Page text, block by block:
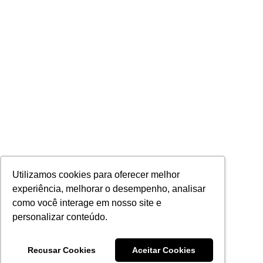
Utilizamos cookies para oferecer melhor
experiência, melhorar o desempenho, analisar
como você interage em nosso site e
personalizar conteúdo.
Recusar Cookies Aceitar Cookies